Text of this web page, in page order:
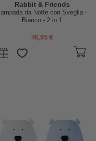
Rabbit & Friends
Lampada da Notte con Sveglia -
Bianco - 2 in 1
46,95 €